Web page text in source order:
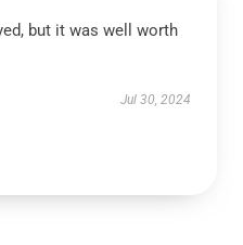
but it was well worth
Jul 30, 2024